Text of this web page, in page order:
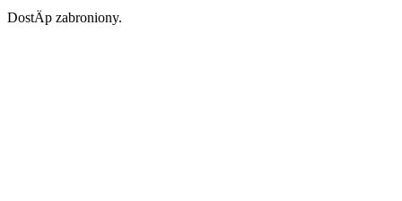
DostÄp zabroniony.